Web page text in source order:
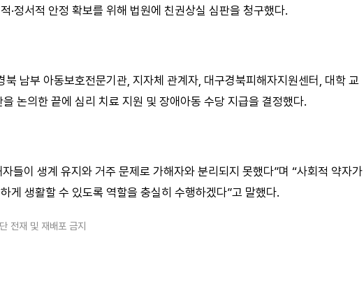
·정서적 안정 확보를 위해 법원에 친권상실 심판을 청구했다.
북 남부 아동보호전문기관, 지자체 관계자, 대구경북피해자지원센터, 대학 교
논의한 끝에 심리 치료 지원 및 장애아동 수당 지급을 결정했다.
들이 생계 유지와 거주 문제로 가해자와 분리되지 못했다”며 “사회적 약자가
게 생활할 수 있도록 역할을 충실히 수행하겠다”고 말했다.
재 및 재배포 금지